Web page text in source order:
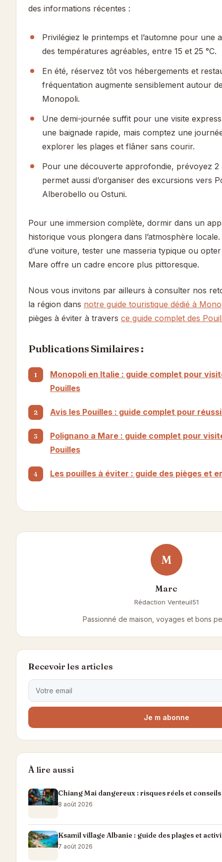
des informations récentes :
Privilégiez le printemps et l’automne pour une
des températures agréables, entre 15 et 25 °C.
En été, réservez tôt vos hébergements et
fréquentation augmente sensiblement autour
Monopoli.
Une demi-journée suffit pour une visite
une baignade rapide, mais comptez une
explorer les plages et flâner sans courir.
Pour une découverte approfondie, prévoyez 2
permet aussi d’organiser des excursions vers
Alberobello ou Ostuni.
Pour une immersion complète, dormir dans un
historique vous plongera dans l’atmosphère
d’une voiture, tester une masseria typique ou
Mare offre un cadre encore plus pittoresque.
Nous vous invitons par ailleurs à consulter nos
la région dans notre guide touristique dédié à
pièges à éviter à travers ce guide complet des
Publications Similaires :
Monopoli en Italie : guide complet pour
Pouilles
Avis les Pouilles : guide complet pour
Polignano a Mare : guide complet pour
Pouilles
Les pouilles à éviter : guide des pièges et
M
Marc
Rédaction Venteuil51
Passionné de maison, voyages et bons
Recevoir les articles
Je m abonne
À lire aussi
Chiang Mai dangereux : risques réels et
8 août 2026
Ksamil village Albanie : guide des plages et
7 août 2026